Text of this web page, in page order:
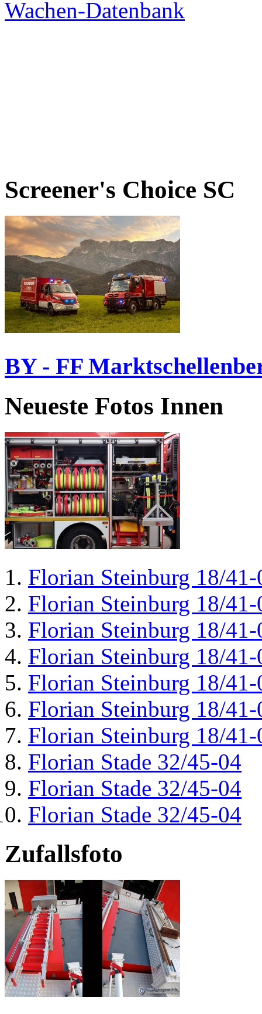
Screener's Choice SC
BY - FF
Neueste Fotos Innen
Florian Steinburg 18/41-
Florian Steinburg 18/41-
Florian Steinburg 18/41-
Florian Steinburg 18/41-
Florian Steinburg 18/41-
Florian Steinburg 18/41-
Florian Steinburg 18/41-
Florian Stade 32/45-04
Florian Stade 32/45-04
Florian Stade 32/45-04
Zufallsfoto